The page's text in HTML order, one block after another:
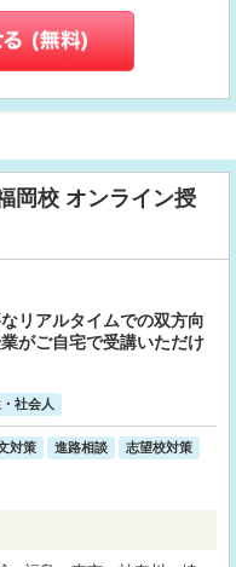
岡校 オンライン授
リアルタイムでの双方向
がご自宅で受講いただけ
社会人
対策 進路相談
志望校対策